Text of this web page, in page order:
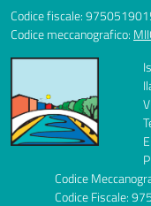
Codice fiscale:
Codice meccanografico:
Codice
Codice Fiscale: